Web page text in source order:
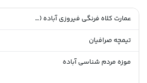
عمارت کلاه فرنگی فیروزی آباده (ثبت ملی )
تیمچه صرافیان
موزه مردم شناسی آباده